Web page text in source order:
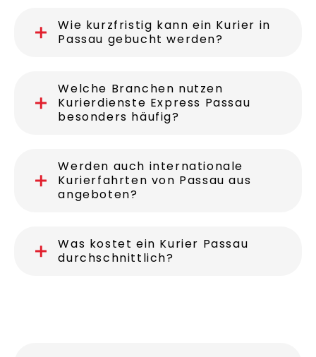
Wie kurzfristig kann ein Kurier in
Passau gebucht werden?
Welche Branchen nutzen
Kurierdienste Express Passau
besonders häufig?
Werden auch internationale
Kurierfahrten von Passau aus
angeboten?
Was kostet ein Kurier Passau
durchschnittlich?